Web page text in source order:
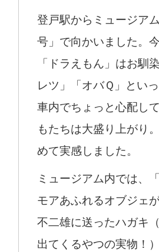
登戸駅からミュージア
号」で向かいました。
「ドラえもん」はお馴
レツ」「オバＱ」とい
車内でちょっと心配し
もたちは大盛り上がり
めて実感しました。
ミュージアム内では、
モアあふれるオブジェ
不二雄に送ったハガキ
出てくるやつの実物！